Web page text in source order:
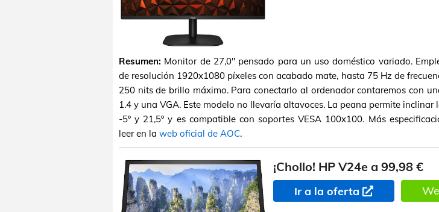
Resumen: Monitor de 27,0" pensado para un uso doméstico variado.
de resolución 1920x1080 píxeles con acabado mate, hasta 75 Hz de
250 nits de brillo máximo. Para conectarlo al ordenador contaremos con
1.4 y una VGA. Este modelo no llevaría altavoces. La peana permite inclinar
-5º y 21,5º y es compatible con soportes VESA 100x100. Más
leer en la web oficial de AOC.
¡Chollo! HP V24e a 99,98 €
Ir a la oferta